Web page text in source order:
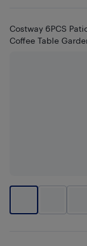
Costway 6PCS
Coffee Table